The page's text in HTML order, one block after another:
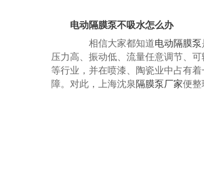
电动隔膜泵不吸水怎么办
相信大家都知道电动隔膜泵
压力高、振动低、流量任意调节、
等行业，并在喷漆、陶瓷业中占有
障。对此，上海沈泉 隔膜泵厂家便整